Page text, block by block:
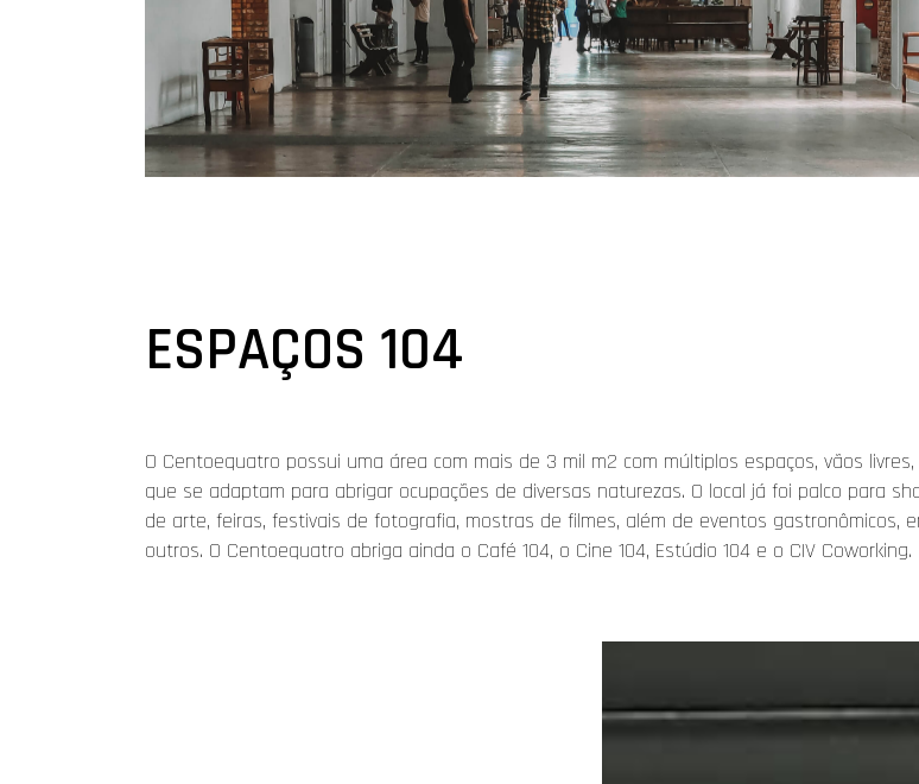
ESPAÇOS 104
O Centoequatro possui uma área com mais de 3 mil m2 com múltiplos espaços, vãos
que se adaptam para abrigar ocupações de diversas naturezas. O local já foi palco para
de arte, feiras, festivais de fotografia, mostras de filmes, além de eventos gastronômicos,
outros. O Centoequatro abriga ainda o Café 104, o Cine 104, Estúdio 104 e o CIV Coworking.